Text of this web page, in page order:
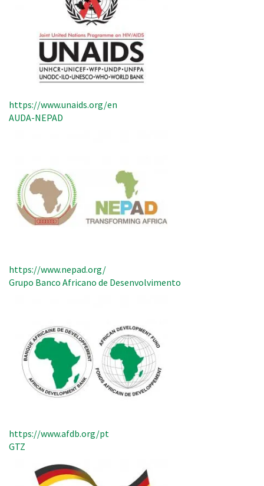
https://www.unaids.org/en
AUDA-NEPAD
https://www.nepad.org/
Grupo Banco Africano de Desenvolvimento
https://www.afdb.org/pt
GTZ